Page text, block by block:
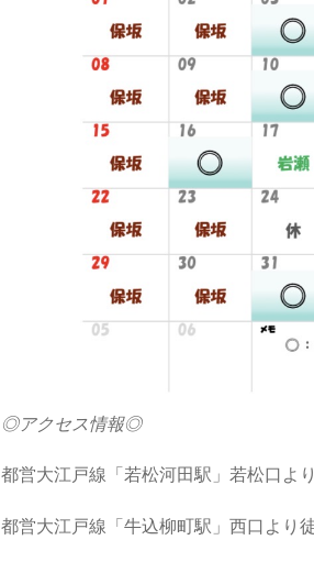
◎アクセス情報◎
都営大江戸線「若松河田駅」若松口よ
都営大江戸線「牛込柳町駅」西口より